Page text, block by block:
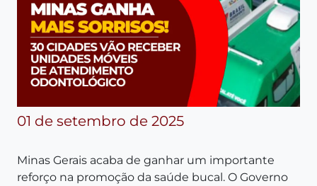
01 de setembro de 2025
Minas Gerais acaba de ganhar um importante
reforço na promoção da saúde bucal. O Governo